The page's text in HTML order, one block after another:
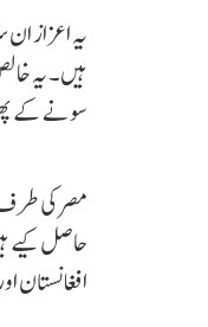
یہ اعزاز
ہیں۔ یہ
سونے کے
حاصل کیے